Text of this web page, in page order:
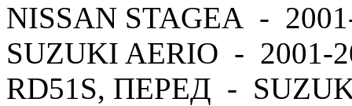
NISSAN STAGEA -
SUZUKI AERIO - 2001-
RD51S, ПЕРЕД -